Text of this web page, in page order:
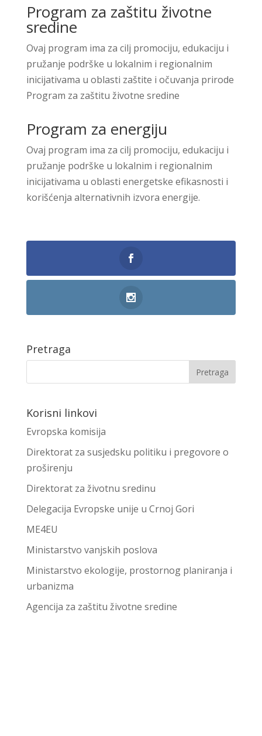
Program za zaštitu životne
sredine
Ovaj program ima za cilj promociju, edukaciju i
pružanje podrške u lokalnim i regionalnim
inicijativama u oblasti zaštite i očuvanja prirode
Program za zaštitu životne sredine
Program za energiju
Ovaj program ima za cilj promociju, edukaciju i
pružanje podrške u lokalnim i regionalnim
inicijativama u oblasti energetske efikasnosti i
korišćenja alternativnih izvora energije.
Pretraga
Korisni linkovi
Evropska komisija
Direktorat za susjedsku politiku i pregovore o
proširenju
Direktorat za životnu sredinu
Delegacija Evropske unije u Crnoj Gori
ME4EU
Ministarstvo vanjskih poslova
Ministarstvo ekologije, prostornog planiranja i
urbanizma
Agencija za zaštitu životne sredine